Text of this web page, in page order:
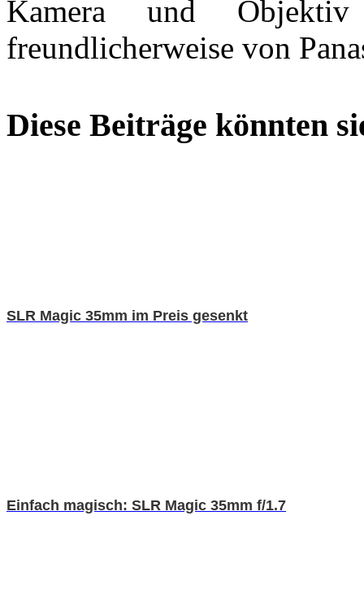
Kamera und
freundlicherweise von
Diese Beiträge könnten
SLR Magic 35mm im Preis gesenkt
Einfach magisch: SLR Magic 35mm f/1.7